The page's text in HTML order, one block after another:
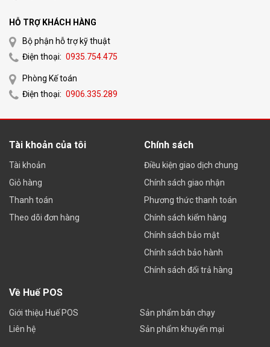
HỖ TRỢ KHÁCH HÀNG
Bộ phận hỗ trợ kỹ thuật
Điện thoại: 0935.754.475
Phòng Kế toán
Điện thoại: 0906.335.289
Tài khoản của tôi
Tài khoản
Giỏ hàng
Thanh toán
Theo dõi đơn hàng
Chính sách
Điều kiện giao dịch chung
Chính sách giao nhận
Phương thức thanh toán
Chính sách kiểm hàng
Chính sách bảo mật
Chính sách bảo hành
Chính sách đổi trả hàng
Về Huế POS
Giới thiệu Huế POS
Liên hệ
Sản phẩm bán chạy
Sản phẩm khuyến mại